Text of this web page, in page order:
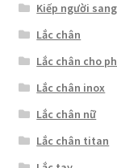
Kiếp người sang
Lắc chân
Lắc chân cho
Lắc chân inox
Lắc chân nữ
Lắc chân titan